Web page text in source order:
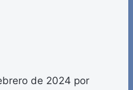
de 2024 por